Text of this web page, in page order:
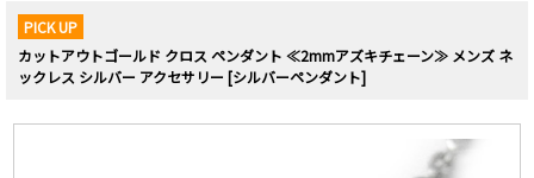
PICK UP
カットアウトゴールド クロス ペンダント ≪2mmアズキチェーン≫ メンズ ネ
ックレス シルバー アクセサリー [シルバーペンダント]